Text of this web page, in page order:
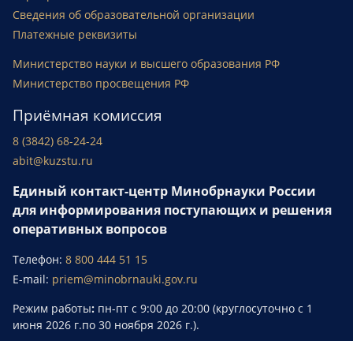
Сведения об образовательной организации
Платежные реквизиты
Министерство науки и высшего образования РФ
Министерство просвещения РФ
Приёмная комиссия
8 (3842) 68-24-24
abit@kuzstu.ru
Единый контакт-центр Минобрнауки России
для информирования поступающих и решения
оперативных вопросов
Телефон: 8 800 444 51 15
E-mail: priem@minobrnauki.gov.ru
Режим работы: пн-пт с 9:00 до 20:00 (круглосуточно с 1
июня 2026 г.по 30 ноября 2026 г.).